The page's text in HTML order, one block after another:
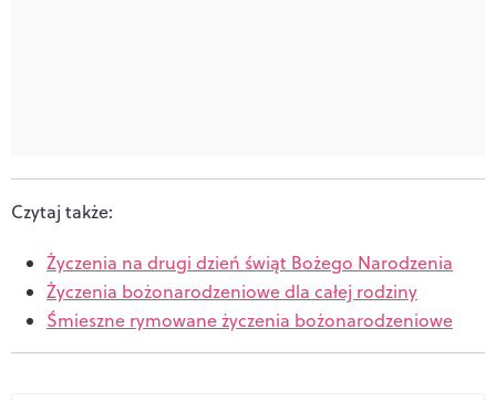
Czytaj także:
Życzenia na drugi dzień świąt Bożego Narodzenia
Życzenia bożonarodzeniowe dla całej rodziny
Śmieszne rymowane życzenia bożonarodzeniowe